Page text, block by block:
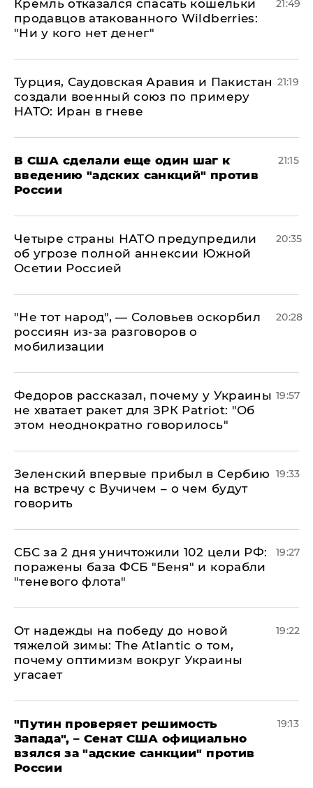
Кремль отказался спасать кошельки
продавцов атакованного Wildberries:
"Ни у кого нет денег"
21:49
Турция, Саудовская Аравия и Пакистан
создали военный союз по примеру
НАТО: Иран в гневе
21:19
В США сделали еще один шаг к
введению "адских санкций" против
России
21:15
Четыре страны НАТО предупредили
об угрозе полной аннексии Южной
Осетии Россией
20:35
​"Не тот народ", — Соловьев оскорбил
россиян из-за разговоров о
мобилизации
20:28
Федоров рассказал, почему у Украины
не хватает ракет для ЗРК Patriot: "Об
этом неоднократно говорилось"
19:57
Зеленский впервые прибыл в Сербию
на встречу с Вучичем – о чем будут
говорить
19:33
СБС за 2 дня уничтожили 102 цели РФ:
поражены база ФСБ "Беня" и корабли
"теневого флота"
19:27
От надежды на победу до новой
тяжелой зимы: The Atlantic о том,
почему оптимизм вокруг Украины
угасает
19:22
"Путин проверяет решимость
Запада", – Сенат США официально
взялся за "адские санкции" против
России
19:13